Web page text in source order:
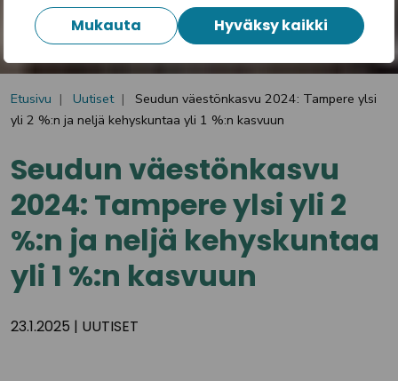
Mukauta Hyväksy kaikki
Etusivu Uutiset
Seudun väestönkasvu 2024: Tampere ylsi
yli 2 %:n ja neljä kehyskuntaa yli 1 %:n kasvuun
Seudun väestönkasvu
2024: Tampere ylsi yli 2
%:n ja neljä kehyskuntaa
yli 1 %:n kasvuun
23.1.2025 | UUTISET